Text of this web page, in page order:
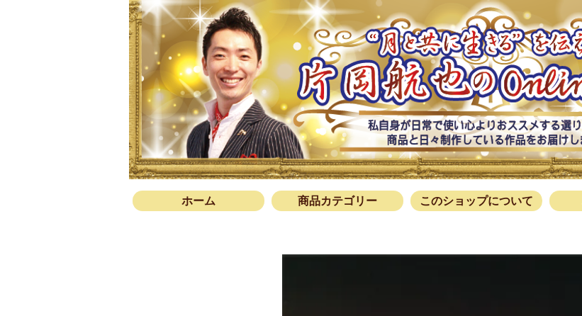
ホーム 商品カテゴリー このショップについて